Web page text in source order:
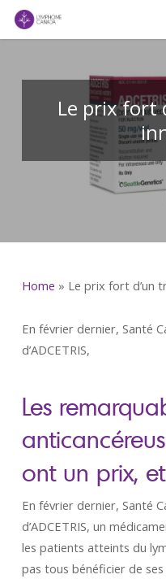
Skip
Le prix fort
Home » Le prix fort d’un
En février dernier, Santé
d’ADCETRIS,
Les
ont un prix,
En février dernier, Santé
d’ADCETRIS, un
les patients atteints du
pas tous bénéficier de